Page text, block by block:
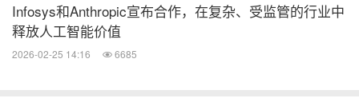
Infosys和Anthropic宣布合作，在复杂、受监管的行业中
释放人工智能价值
2026-02-25 14:16 6685